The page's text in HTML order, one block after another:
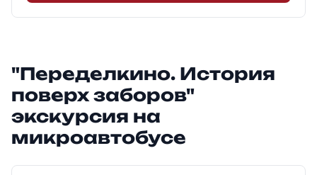
"Переделкино. История
поверх заборов"
экскурсия на
микроавтобусе